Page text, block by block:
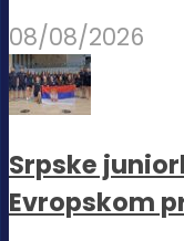
08/08/2026
Srpske
Evropskom